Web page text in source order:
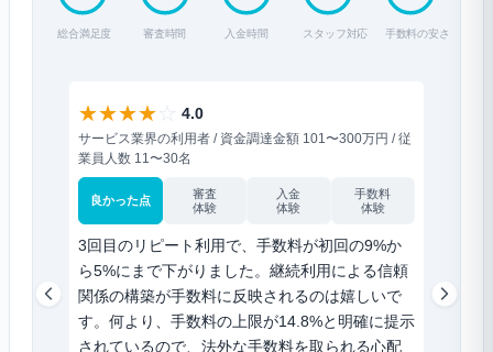
総合満足度 審査時間 入金時間 スタッフ対応 手数料の安さ
★★★★☆ 4.0
サービス業界の利用者 / 資金調達金額 101〜300万円 / 従
業員人数 11〜30名
良かった点
審査
体験
入金
体験
手数料
体験
3回目のリピート利用で、手数料が初回の9%か
ら5%にまで下がりました。継続利用による信頼
関係の構築が手数料に反映されるのは嬉しいで
す。何より、手数料の上限が14.8%と明確に提示
されているので、法外な手数料を取られる心配
請求書